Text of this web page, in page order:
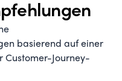
basierend auf einer
Customer-Journey-